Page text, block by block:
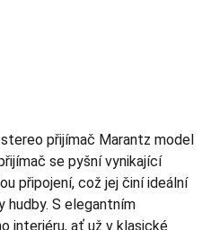
přijímač Marantz model
se pyšní vynikající
připojení, což jej činí ideální
hudby. S elegantním
interiéru, ať už v klasické